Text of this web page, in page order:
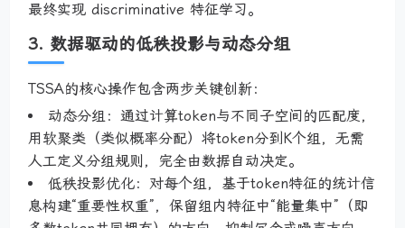
最终实现 discriminative 特征学习。
3. 数据驱动的低秩投影与动态分组
TSSA的核心操作包含两步关键创新：
动态分组：通过计算token与不同子空间的匹配度，
用软聚类（类似概率分配）将token分到K个组，无需
人工定义分组规则，完全由数据自动决定。
低秩投影优化：对每个组，基于token特征的统计信
息构建“重要性权重”，保留组内特征中“能量集中”（即